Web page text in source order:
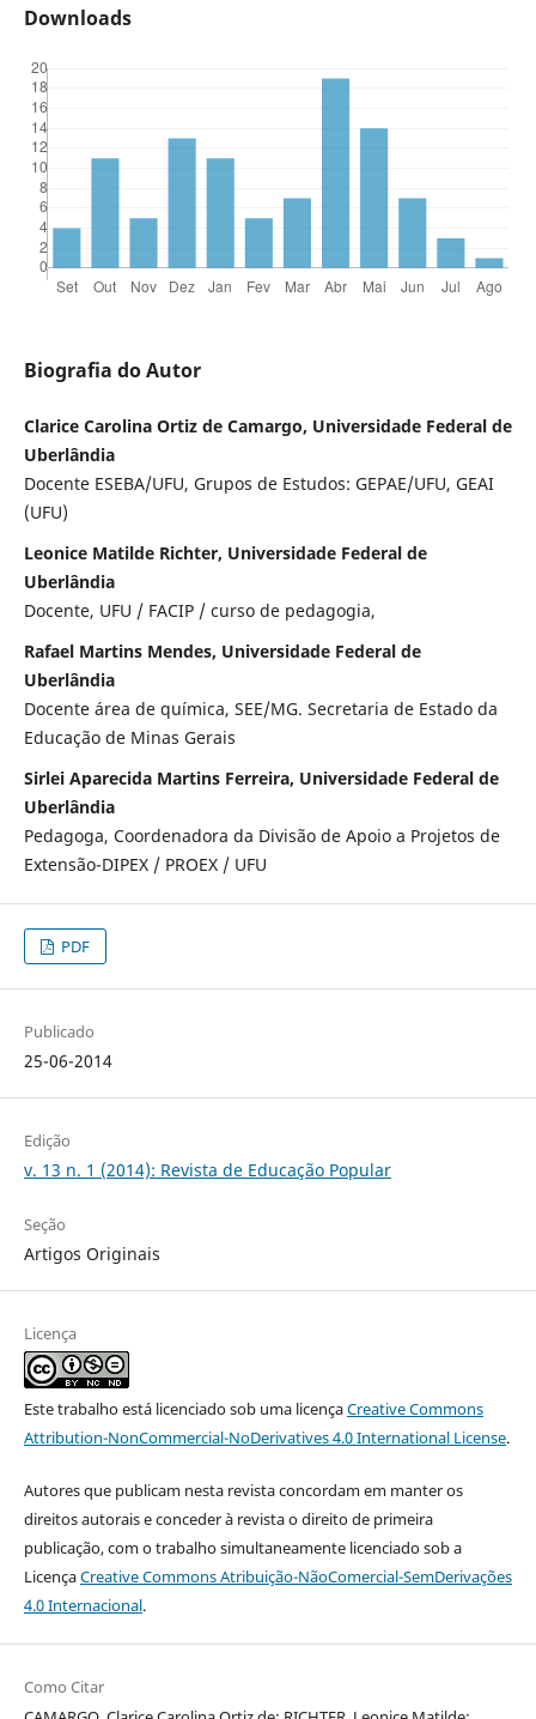
Downloads
Biografia do Autor
Clarice Carolina Ortiz de Camargo, Universidade Federal de
Uberlândia
Docente ESEBA/UFU, Grupos de Estudos: GEPAE/UFU, GEAI
(UFU)
Leonice Matilde Richter, Universidade Federal de
Uberlândia
Docente, UFU / FACIP / curso de pedagogia,
Rafael Martins Mendes, Universidade Federal de
Uberlândia
Docente área de química, SEE/MG. Secretaria de Estado da
Educação de Minas Gerais
Sirlei Aparecida Martins Ferreira, Universidade Federal de
Uberlândia
Pedagoga, Coordenadora da Divisão de Apoio a Projetos de
Extensão-DIPEX / PROEX / UFU
PDF
Publicado
25-06-2014
Edição
v. 13 n. 1 (2014): Revista de Educação Popular
Seção
Artigos Originais
Licença
Este trabalho está licenciado sob uma licençaCreative Commons
Attribution-NonCommercial-NoDerivatives 4.0 International License.
Autores que publicam nesta revista concordam em manter os
direitos autorais e conceder à revista o direito de primeira
publicação, com o trabalho simultaneamente licenciado sob a
LicençaCreative Commons Atribuição-NãoComercial-SemDerivações
4.0 Internacional.
Como Citar